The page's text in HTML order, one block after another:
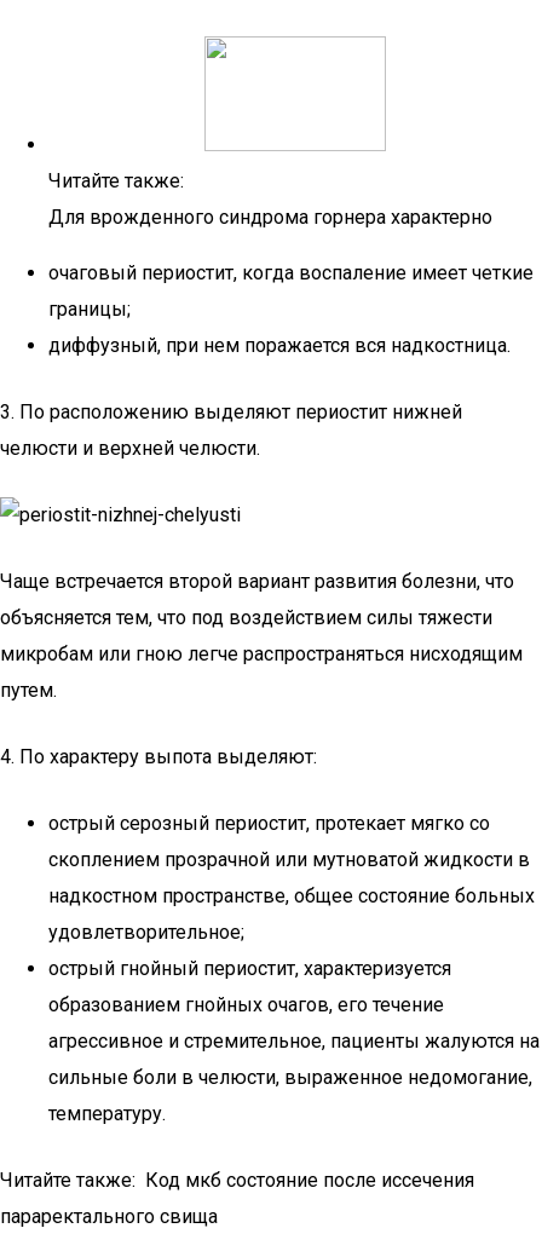
Читайте также:
Для врожденного синдрома горнера характерно
очаговый периостит, когда воспаление имеет четкие
границы;
диффузный, при нем поражается вся надкостница.
3. По расположению выделяют периостит нижней
челюсти и верхней челюсти.
Чаще встречается второй вариант развития болезни, что
объясняется тем, что под воздействием силы тяжести
микробам или гною легче распространяться нисходящим
путем.
4. По характеру выпота выделяют:
острый серозный периостит, протекает мягко со
скоплением прозрачной или мутноватой жидкости в
надкостном пространстве, общее состояние больных
удовлетворительное;
острый гнойный периостит, характеризуется
образованием гнойных очагов, его течение
агрессивное и стремительное, пациенты жалуются на
сильные боли в челюсти, выраженное недомогание,
температуру.
Читайте также: Код мкб состояние после иссечения
параректального свища